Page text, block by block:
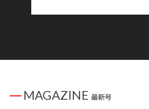
MAGAZINE 最新号